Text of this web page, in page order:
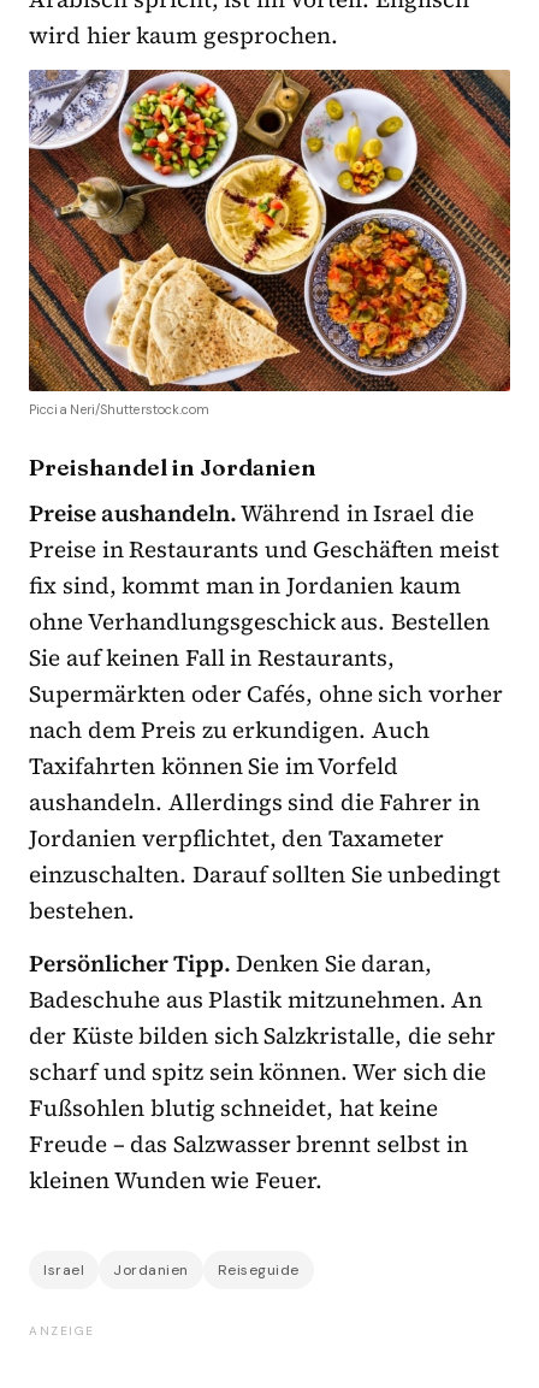
wird hier kaum gesprochen.
Piccia Neri/Shutterstock.com
Preishandel in Jordanien
Preise aushandeln.Während in Israel die
Preise in Restaurants und Geschäften meist
fix sind, kommt man in Jordanien kaum
ohne Verhandlungsgeschick aus. Bestellen
Sie auf keinen Fall in Restaurants,
Supermärkten oder Cafés, ohne sich vorher
nach dem Preis zu erkundigen. Auch
Taxifahrten können Sie im Vorfeld
aushandeln. Allerdings sind die Fahrer in
Jordanien verpflichtet, den Taxameter
einzuschalten. Darauf sollten Sie unbedingt
bestehen.
Persönlicher Tipp.Denken Sie daran,
Badeschuhe aus Plastik mitzunehmen. An
der Küste bilden sich Salzkristalle, die sehr
scharf und spitz sein können. Wer sich die
Fußsohlen blutig schneidet, hat keine
Freude – das Salzwasser brennt selbst in
kleinen Wunden wie Feuer.
Israel Jordanien Reiseguide
ANZEIGE